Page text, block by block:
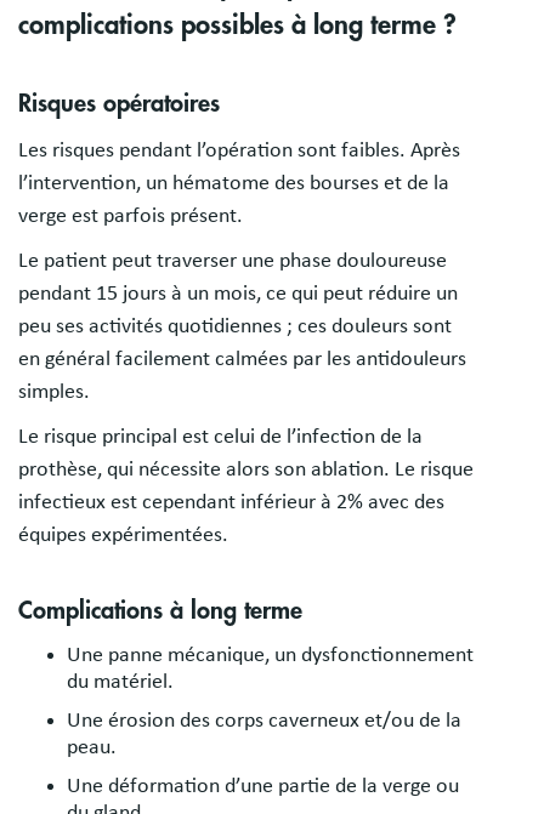
complications possibles à long terme ?
Risques opératoires
Les risques pendant l’opération sont faibles. Après
l’intervention, un hématome des bourses et de la
verge est parfois présent.
Le patient peut traverser une phase douloureuse
pendant 15 jours à un mois, ce qui peut réduire un
peu ses activités quotidiennes ; ces douleurs sont
en général facilement calmées par les antidouleurs
simples.
Le risque principal est celui de l’infection de la
prothèse, qui nécessite alors son ablation. Le risque
infectieux est cependant inférieur à 2% avec des
équipes expérimentées.
Complications à long terme
Une panne mécanique, un dysfonctionnement
du matériel.
Une érosion des corps caverneux et/ou de la
peau.
Une déformation d’une partie de la verge ou